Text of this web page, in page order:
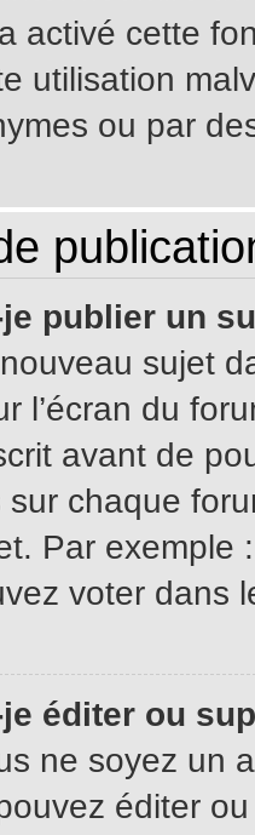
activé cette
utilisation
ou par
publier un
sujet
l’écran du
avant de
chaque
Par exemple
voter dans
éditer ou
ne soyez un
éditer